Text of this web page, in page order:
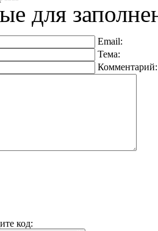
для
Email:
Тема:
код: